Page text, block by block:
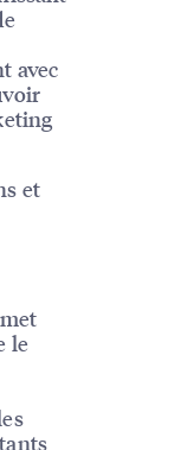
avec
et
le